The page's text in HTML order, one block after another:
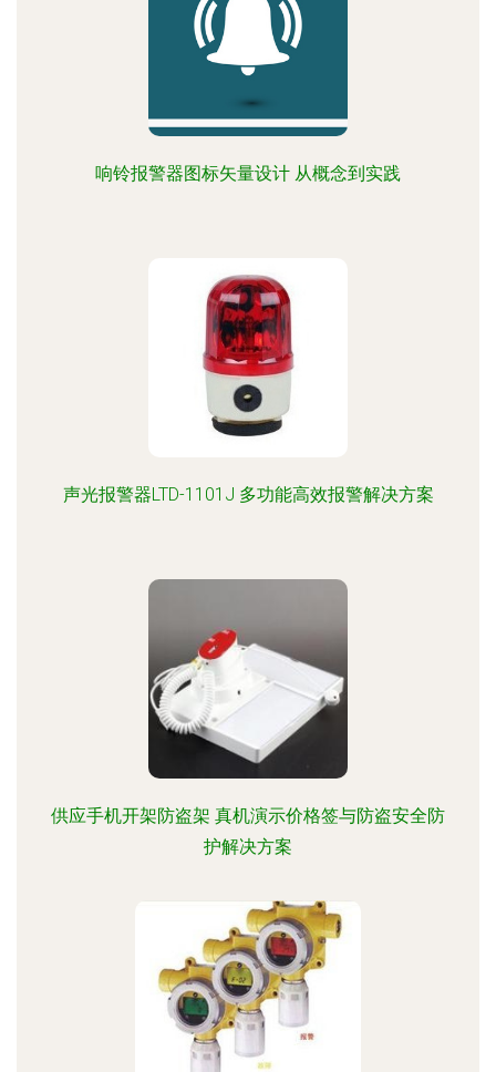
响铃报警器图标矢量设计 从概念到实践
声光报警器LTD-1101J 多功能高效报警解决方案
供应手机开架防盗架 真机演示价格签与防盗安全防
护解决方案